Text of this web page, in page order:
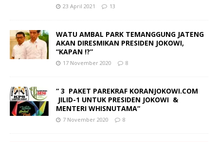
23 April 2021 13
WATU AMBAL PARK TEMANGGUNG JATENG
AKAN DIRESMIKAN PRESIDEN JOKOWI,
“KAPAN !?”
17 November 2020 8
“ 3 PAKET PAREKRAF KORANJOKOWI.COM
JILID-1 UNTUK PRESIDEN JOKOWI &
MENTERI WHISNUTAMA“
7 November 2020 8